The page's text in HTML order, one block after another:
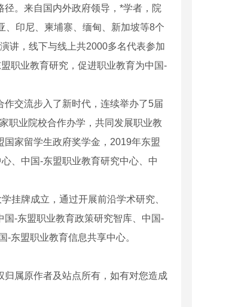
。来自国内外政府领导，*学者，院
、印尼、柬埔寨、缅甸、新加坡等8个
讲，线下与线上共2000多名代表参加
职业教育研究，促进职业教育为中国-
交流步入了新时代，连续举办了5届
职业院校合作办学，共同发展职业教
家留学生政府奖学金，2019年东盟
、中国-东盟职业教育研究中心、中
挂牌成立，通过开展前沿学术研究、
-东盟职业教育政策研究智库、中国-
东盟职业教育信息共享中心。
属原作者及站点所有，如有对您造成